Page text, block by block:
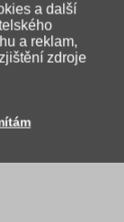
a další
a reklam,
zdroje